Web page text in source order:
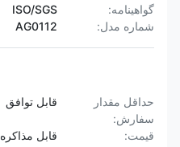
گواهینامه:
ISO/SGS
شماره مدل:
AG0112
حداقل مقدار
سفارش:
قابل توافق
قیمت:
قابل مذاکره